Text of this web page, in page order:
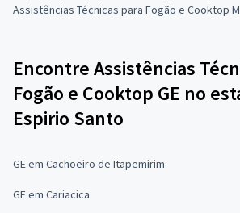
Assistências Técnicas para Fogão e Cooktop
Encontre Assistências
Fogão e Cooktop GE no
Espirio Santo
GE em Cachoeiro de Itapemirim
GE em Cariacica